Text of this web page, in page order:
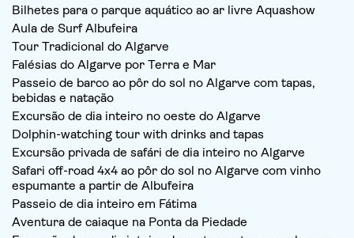
Bilhetes para o parque aquático ao ar livre Aquashow
Aula de Surf Albufeira
Tour Tradicional do Algarve
Falésias do Algarve por Terra e Mar
Passeio de barco ao pôr do sol no Algarve com tapas,
bebidas e natação
Excursão de dia inteiro no oeste do Algarve
Dolphin-watching tour with drinks and tapas
Excursão privada de safári de dia inteiro no Algarve
Safari off-road 4x4 ao pôr do sol no Algarve com vinho
espumante a partir de Albufeira
Passeio de dia inteiro em Fátima
Aventura de caiaque na Ponta da Piedade